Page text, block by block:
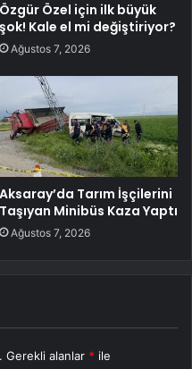
Özgür Özel için ilk büyük
şok! Kale el mi değiştiriyor?
Ağustos 7, 2026
Aksaray’da Tarım İşçilerini
Taşıyan Minibüs Kaza Yaptı
Ağustos 7, 2026
Gerekli alanlar * ile